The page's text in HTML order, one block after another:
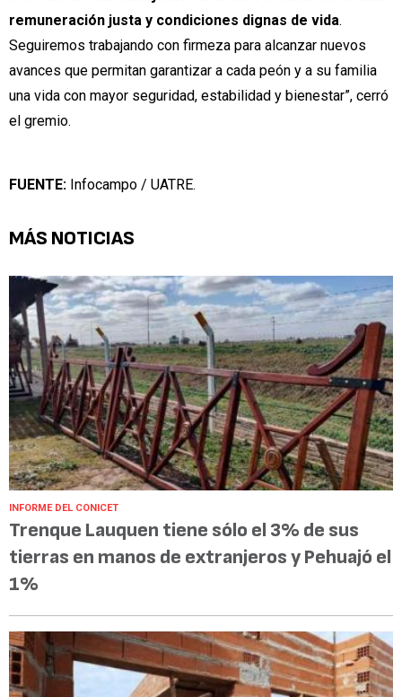
remuneración justa y condiciones dignas de vida.
Seguiremos trabajando con firmeza para alcanzar nuevos
avances que permitan garantizar a cada peón y a su familia
una vida con mayor seguridad, estabilidad y bienestar”, cerró
el gremio.
FUENTE: Infocampo / UATRE.
MÁS NOTICIAS
INFORME DEL CONICET
Trenque Lauquen tiene sólo el 3% de sus
tierras en manos de extranjeros y Pehuajó el
1%